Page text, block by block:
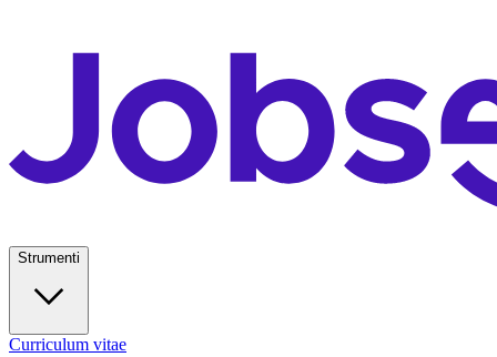
Strumenti
Curriculum vitae